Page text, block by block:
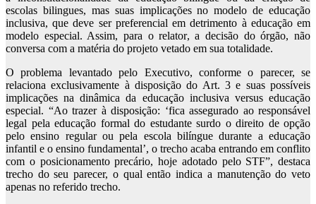
escolas bilingues, mas suas implicações no modelo de educação
inclusiva, que deve ser preferencial em detrimento à educação em
modelo especial. Assim, para o relator, a decisão do órgão, não
conversa com a matéria do projeto vetado em sua totalidade.
O problema levantado pelo Executivo, conforme o parecer, se
relaciona exclusivamente à disposição do Art. 3 e suas possíveis
implicações na dinâmica da educação inclusiva versus educação
especial. “Ao trazer à disposição: ‘fica assegurado ao responsável
legal pela educação formal do estudante surdo o direito de opção
pelo ensino regular ou pela escola bilíngue durante a educação
infantil e o ensino fundamental’, o trecho acaba entrando em conflito
com o posicionamento precário, hoje adotado pelo STF”, destaca
trecho do seu parecer, o qual então indica a manutenção do veto
apenas no referido trecho.